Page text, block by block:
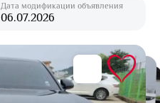
Дата модификации объявления
06.07.2026